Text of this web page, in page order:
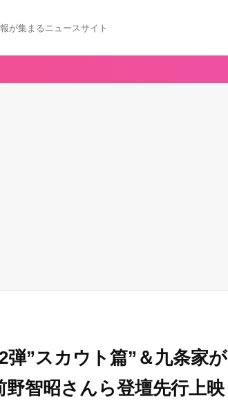
が集まるニュースサイト
”スカウト篇”＆九条家が
智昭さんら登壇先行上映